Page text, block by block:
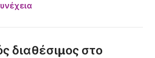
την παρέα να είναι 21 ετών και
διαθέτετε ειδική άδεια για
ένα σύντομο
διαθέσιμος στο